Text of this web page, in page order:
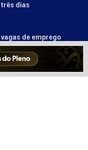
três dias
de emprego